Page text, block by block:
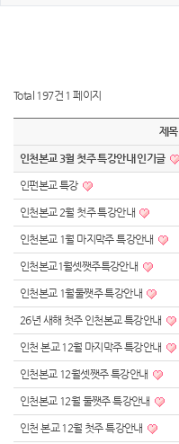
Total 197건 1 페이지
제목
인천본교 3월 첫주 특강안내 인기글
인펀본교 특강
인천본교 2월 첫주 특강안내
인천본교 1월 마지막주 특강안내
인천본교1월셋쨋주특강안내
인천본교 1월둘쨋주 특강안내
26년 새해 첫주 인천본교 특강안내
인천 본교 12월 마지막주 특강안내
인천본교 12월셋쨋주 특강안내
인천본교 12월 둘쨋주 특강안내
인천 본교 12월 첫주 특강안내